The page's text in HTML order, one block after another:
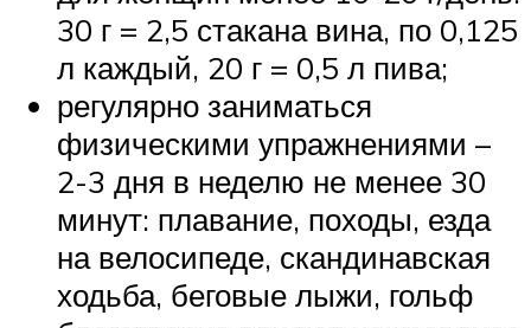
30 г = 2,5 стакана вина, по 0,125
л каждый, 20 г = 0,5 л пива;
регулярно заниматься
физическими упражнениями –
2-3 дня в неделю не менее 30
минут: плавание, походы, езда
на велосипеде, скандинавская
ходьба, беговые лыжи, гольф